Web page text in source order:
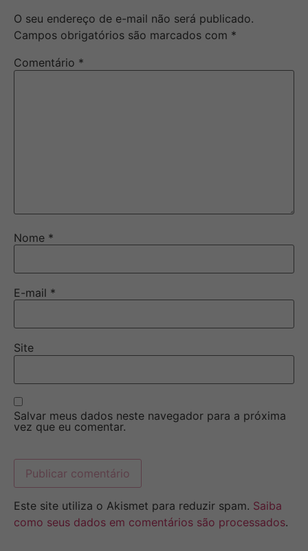
O seu endereço de e-mail não será publicado.
Campos obrigatórios são marcados com *
Comentário *
Nome *
E-mail *
Site
Salvar meus dados neste navegador para a próxima
vez que eu comentar.
Este site utiliza o Akismet para reduzir spam. Saiba
como seus dados em comentários são processados.